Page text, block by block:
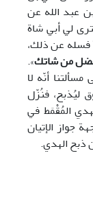
عبد الله عن
لي أبي شاة
بمنى فسـرقت، فقال لي أبي: ائت أبا عبد الله7 فسله عن ذلك،
من شاتك».
أنّه لا
ليُذبح، فنُزّل
المُقْمَط في
جواز الإتيان
ذبح الهدي.